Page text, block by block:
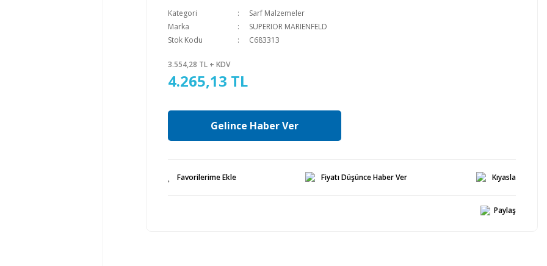
Kategori
Sarf Malzemeler
Marka
SUPERIOR MARIENFELD
Stok Kodu
C683313
3.554,28 TL + KDV
4.265,13 TL
Gelince Haber Ver
Fiyatı Düşünce Haber Ver Kıyasla
Paylaş